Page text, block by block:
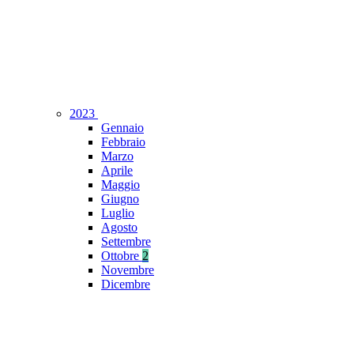
2023
Gennaio
Febbraio
Marzo
Aprile
Maggio
Giugno
Luglio
Agosto
Settembre
Ottobre 2
Novembre
Dicembre